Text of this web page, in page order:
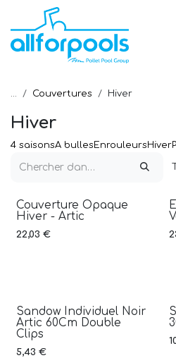
Se rendre au contenu
... Couvertures Hiver
Hiver
4 saisonsA bulles EnrouleursHiver
Couverture Opaque
Hiver - Artic
22,03 €
Sandow Individuel Noir
Artic 60Cm Double
Clips
5,43 €